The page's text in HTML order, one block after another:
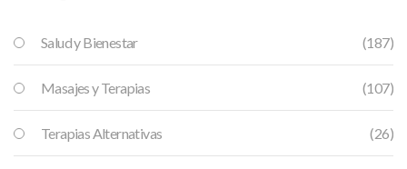
Salud y Bienestar (187)
Masajes y Terapias (107)
Terapias Alternativas (26)